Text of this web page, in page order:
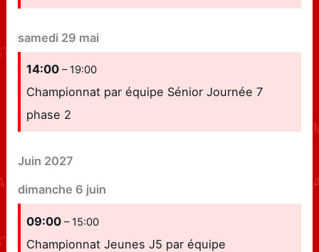
samedi 29 mai
14:00– 19:00
Championnat par équipe Sénior Journée 7
phase 2
Juin 2027
dimanche 6 juin
09:00– 15:00
Championnat Jeunes J5 par équipe